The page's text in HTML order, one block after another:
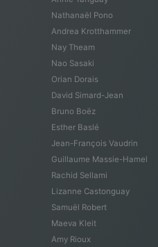
Nathanaël Pono
Andrea Krotthammer
Nay Theam
Nao Sasaki
Orian Dorais
David Simard-Jean
Bruno Boëz
Esther Baslé
Jean-François Vaudrin
Guillaume Massie-Hamel
Rachid Sellami
Lizanne Castonguay
Samuël Robert
Maeva Kleit
Amy Rioux